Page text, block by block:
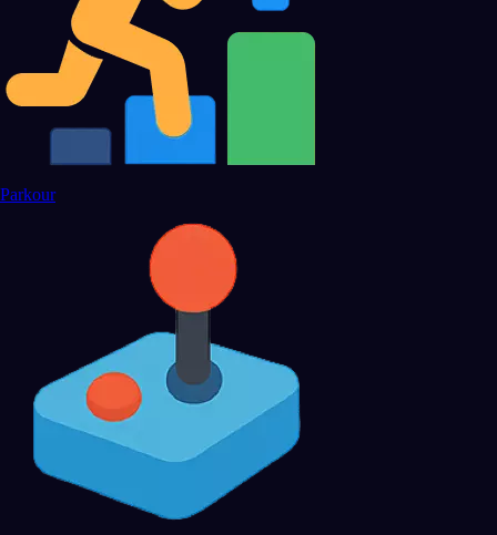
Parkour